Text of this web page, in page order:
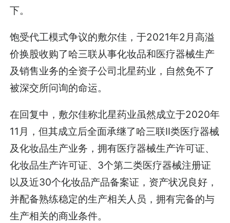
下。
饱受代工模式争议的敷尔佳，于2021年2月高溢
价换股收购了哈三联从事化妆品和医疗器械生产
及销售业务的全资子公司北星药业，自然免不了
被深交所问询的命运。
在回复中，敷尔佳称北星药业虽然成立于2020年
11月，但其成立后全面承继了哈三联II类医疗器械
及化妆品生产业务，拥有医疗器械生产许可证、
化妆品生产许可证、3个第二类医疗器械注册证
以及近30个化妆品产品备案证，资产状况良好，
并配备熟练稳定的生产相关人员，拥有完备的与
生产相关的商业条件。